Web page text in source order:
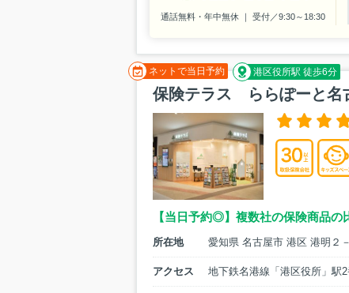
通話無料・年中無休 ｜ 受付／9:30～18:30
ネットで当日予約 港区役所駅 徒歩6分
保険テラス ららぽーと名
【当日予約◎】複数社の保険商品の
所在地 愛知県 名古屋市 港区 港明２
アクセス 地下鉄名港線「港区役所」駅